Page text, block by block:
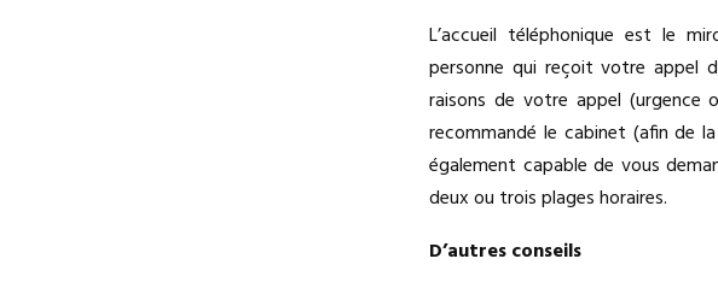
L’accueil téléphonique est le
personne qui reçoit votre appel
raisons de votre appel
recommandé le cabinet (afin de
également capable de vous
deux ou trois plages horaires.
D’autres conseils